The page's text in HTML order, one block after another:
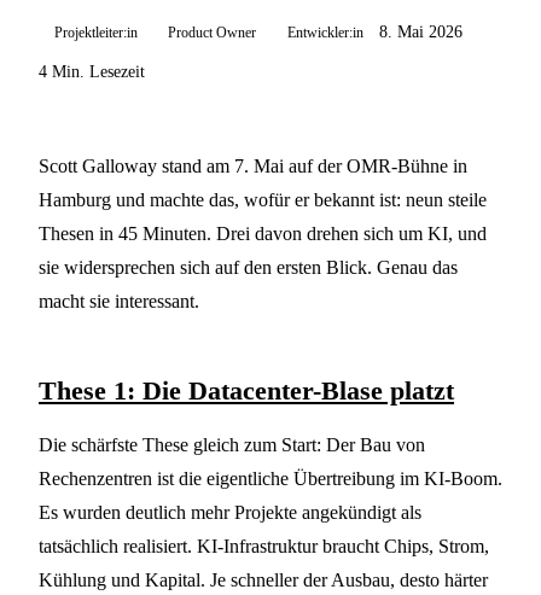
Projektleiter:in Product Owner Entwickler:in 8. Mai 2026
4 Min. Lesezeit
Scott Galloway stand am 7. Mai auf der OMR-Bühne in
Hamburg und machte das, wofür er bekannt ist: neun steile
Thesen in 45 Minuten. Drei davon drehen sich um KI, und
sie widersprechen sich auf den ersten Blick. Genau das
macht sie interessant.
These 1: Die Datacenter-Blase platzt
Die schärfste These gleich zum Start: Der Bau von
Rechenzentren ist die eigentliche Übertreibung im KI-Boom.
Es wurden deutlich mehr Projekte angekündigt als
tatsächlich realisiert. KI-Infrastruktur braucht Chips, Strom,
Kühlung und Kapital. Je schneller der Ausbau, desto härter